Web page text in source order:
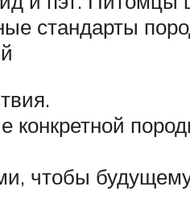
стандарты
конкретной
чтобы